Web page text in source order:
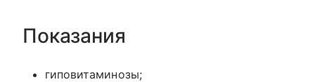
Показания
гиповитаминозы;